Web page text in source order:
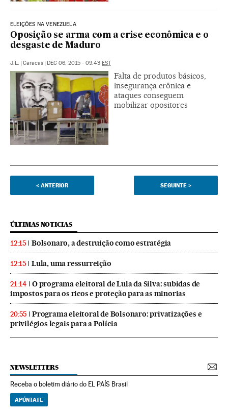
ELEIÇÕES NA VENEZUELA
Oposição se arma com a crise econômica e o
desgaste de Maduro
J.L. Caracas DEC 06, 2015 - 09:43 EST
Falta de produtos básicos,
insegurança crônica e
ataques conseguem
mobilizar opositores
< ANTERIOR SEGUINTE >
ÚLTIMAS NOTICIAS
12:15 Bolsonaro, a destruição como estratégia
12:15 Lula, uma ressurreição
21:14
O programa eleitoral de Lula da Silva: subidas de
impostos para os ricos e proteção para as minorias
20:55
Programa eleitoral de Bolsonaro: privatizações e
privilégios legais para a Polícia
NEWSLETTERS
Receba o boletim diário do EL PAÍS Brasil
APÚNTATE